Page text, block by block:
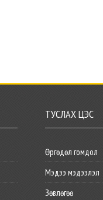
ТУСЛАХ ЦЭС
Өргөдөл гомдол
Мэдээ мэдээлэл
Зөвлөгөө